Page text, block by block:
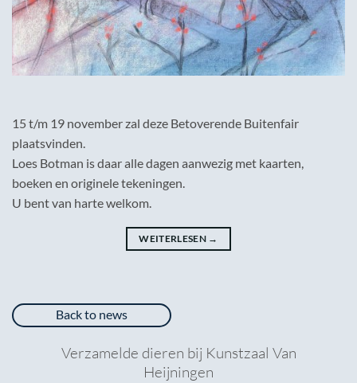
15 t/m 19 november zal deze Betoverende Buitenfair
plaatsvinden.
Loes Botman is daar alle dagen aanwezig met kaarten,
boeken en originele tekeningen.
U bent van harte welkom.
WEITERLESEN →
Back to news
Verzamelde dieren bij Kunstzaal Van
Heijningen